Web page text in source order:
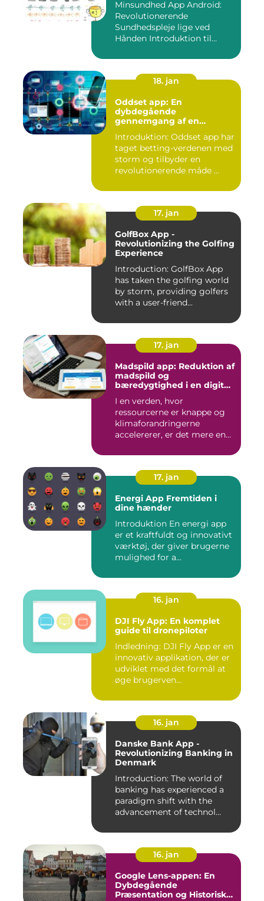
Minsundhed App Android:
Revolutionerende
Sundhedspleje lige ved
Hånden Introduktion til
18. jan
Oddset app: En
dybdegående
gennemgang af en
Introduktion: Oddset app har
taget betting-verdenen med
storm og tilbyder en
revolutionerende måde ...
17. jan
GolfBox App -
Revolutionizing the Golfing
Experience
Introduction: GolfBox App
has taken the golfing world
by storm, providing golfers
with a user-friend...
17. jan
Madspild app: Reduktion af
madspild og
bæredygtighed i en digital
I en verden, hvor
ressourcerne er knappe og
klimaforandringerne
accelererer, er det mere end
17. jan
Energi App Fremtiden i
dine hænder
Introduktion En energi app
er et kraftfuldt og innovativt
værktøj, der giver brugerne
mulighed for a...
16. jan
DJI Fly App: En komplet
guide til dronepiloter
Indledning: DJI Fly App er en
innovativ applikation, der er
udviklet med det formål at
øge brugerven...
16. jan
Danske Bank App -
Revolutionizing Banking in
Denmark
Introduction: The world of
banking has experienced a
paradigm shift with the
advancement of technol...
16. jan
Google Lens-appen: En
Dybdegående
Præsentation og Historisk